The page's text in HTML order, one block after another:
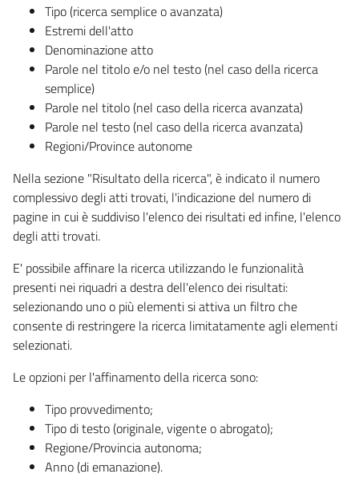
Tipo (ricerca semplice o avanzata)
Estremi dell'atto
Denominazione atto
Parole nel titolo e/o nel testo (nel caso della ricerca
semplice)
Parole nel titolo (nel caso della ricerca avanzata)
Parole nel testo (nel caso della ricerca avanzata)
Regioni/Province autonome
Nella sezione "Risultato della ricerca", è indicato il numero
complessivo degli atti trovati, l'indicazione del numero di
pagine in cui è suddiviso l'elenco dei risultati ed infine, l'elenco
degli atti trovati.
E' possibile affinare la ricerca utilizzando le funzionalità
presenti nei riquadri a destra dell'elenco dei risultati:
selezionando uno o più elementi si attiva un filtro che
consente di restringere la ricerca limitatamente agli elementi
selezionati.
Le opzioni per l'affinamento della ricerca sono:
Tipo provvedimento;
Tipo di testo (originale, vigente o abrogato);
Regione/Provincia autonoma;
Anno (di emanazione).